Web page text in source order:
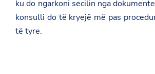
ku do ngarkoni secilin nga
konsulli do të kryejë më pas
të tyre.